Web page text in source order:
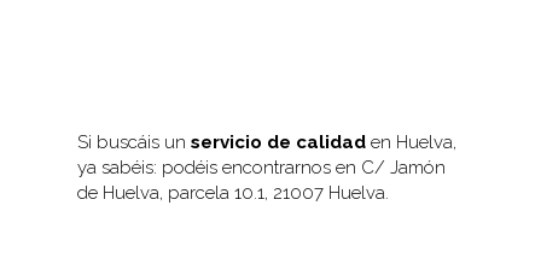
Si buscáis un servicio de calidad en Huelva,
ya sabéis: podéis encontrarnos en C/ Jamón
de Huelva, parcela 10.1, 21007 Huelva.